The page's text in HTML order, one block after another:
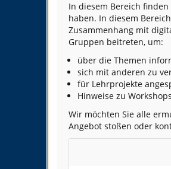
In diesem Bereich
haben. In diesem
Zusammenhang mit
Gruppen beitreten, um:
über die Themen
sich mit anderen zu
für Lehrprojekte
Hinweise zu
Wir möchten Sie alle
Angebot stoßen oder